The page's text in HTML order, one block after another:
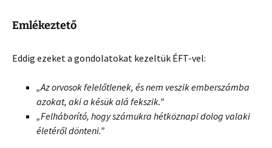
Emlékeztető
Eddig ezeket a gondolatokat kezeltük ÉFT-vel:
„Az orvosok felelőtlenek, és nem veszik emberszámba
azokat, aki a késük alá fekszik.”
„Felháborító, hogy számukra hétköznapi dolog valaki
életéről dönteni.”